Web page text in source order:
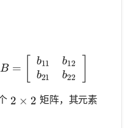
B = b11
b21
b12
b22
2 \times 2
2 × 2 矩阵，其元素